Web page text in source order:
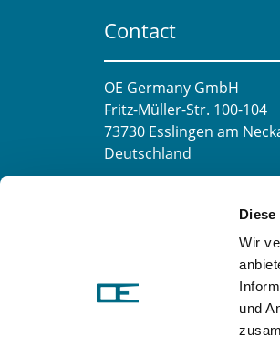
Wir
und
Contact
OE Germany GmbH
Fritz-Müller-Str. 100-104​
73730 Esslingen am
Deutschland
Mo-Fr 8:00-16:00 Uhr
+49 711 6276980
Fax:+49 711 62769851